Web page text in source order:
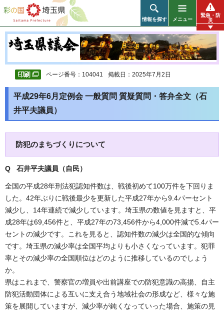
彩の国 埼玉県
情報を探す メニュー
緊急・防
災
ページ番号：104041 掲載日：2025年7月2日
平成29年6月定例会 一般質問 質疑質問・答弁全文（石
井平夫議員）
防犯のまちづくりについて
Q 石井平夫議員（自民）
全国の平成28年刑法犯認知件数は、戦後初めて100万件を下回りま
した。42年ぶりに戦後最少を更新した平成27年から9.4パーセント
減少し、14年連続で減少しています。埼玉県の数値を見ますと、平
成28年は69,456件と、平成27年の73,456件から4,000件減で5.4パー
セントの減少です。これを見ると、認知件数の減少は全国的な傾向
です。埼玉県の減少率は全国平均よりも小さくなっています。犯罪
率とその減少率の全国順位はどのように推移しているのでしょう
か。
県はこれまで、警察官の増員や出前講座での防犯意識の高揚、自主
防犯活動団体による互いに支え合う地域社会の形成など、様々な施
策を展開していますが、減少率が鈍くなっていった場合、施策の見